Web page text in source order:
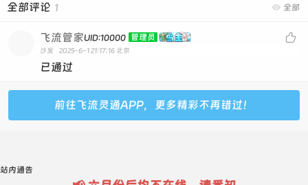
 全部
全部评论 1

飞流管家UID:10000 管理员
沙发 2025-6-1 21:17:16 北京
已通过
前往飞流灵通APP，更多精彩不再错过！
站内通告